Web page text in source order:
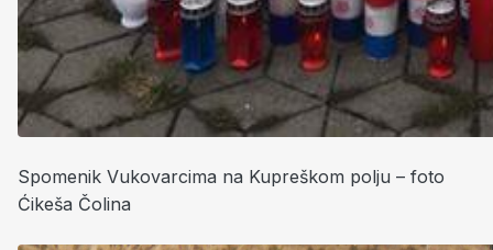
Spomenik Vukovarcima na Kupreškom polju – foto
Ćikeša Čolina